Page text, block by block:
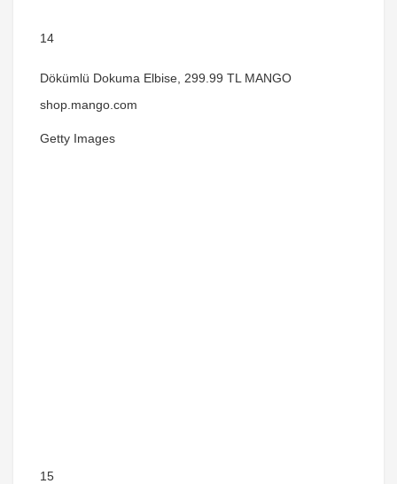
14
Dökümlü Dokuma Elbise, 299.99 TL MANGO
shop.mango.com
Getty Images
15